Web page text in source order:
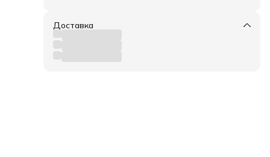
Доставка